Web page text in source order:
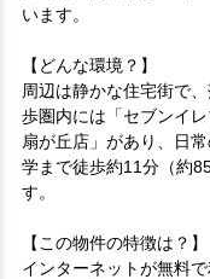
います。
【どんな環境？】
周辺は静かな住宅街で
歩圏内には「セブンイ
扇が丘店」があり、日
学まで徒歩約11分（約
す。
【この物件の特徴は？】
インターネットが無料